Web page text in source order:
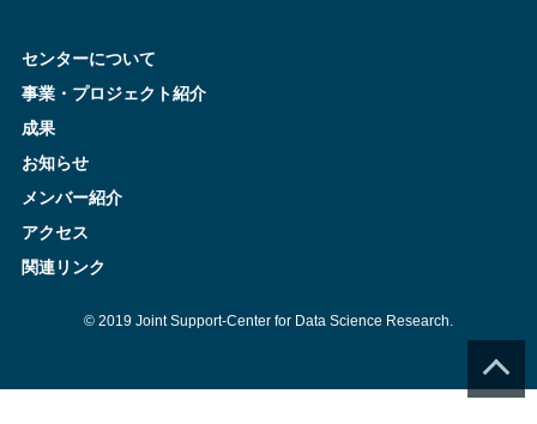
センターについて
事業・プロジェクト紹介
成果
お知らせ
メンバー紹介
アクセス
関連リンク
© 2019 Joint Support-Center for Data Science Research.